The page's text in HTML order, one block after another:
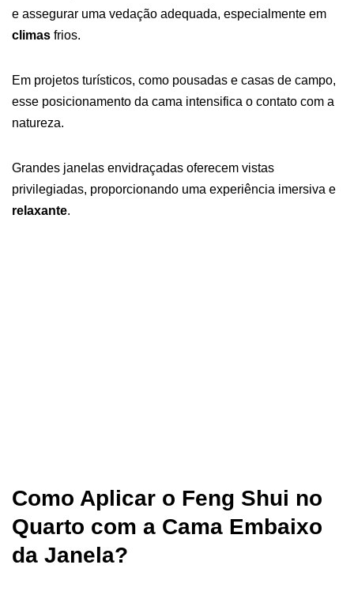
e assegurar uma vedação adequada, especialmente em
climas frios.
Em projetos turísticos, como pousadas e casas de campo,
esse posicionamento da cama intensifica o contato com a
natureza.
Grandes janelas envidraçadas oferecem vistas
privilegiadas, proporcionando uma experiência imersiva e
relaxante.
Como Aplicar o Feng Shui no
Quarto com a Cama Embaixo
da Janela?